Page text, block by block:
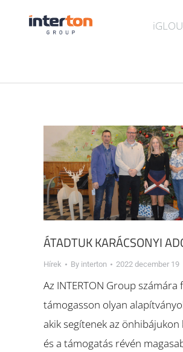
iGLOU
ÁTADTUK KARÁCSONYI
Hírek By interton 2022 december 19
Az INTERTON Group
támogasson olyan
akik segítenek az
és a támogatás révén